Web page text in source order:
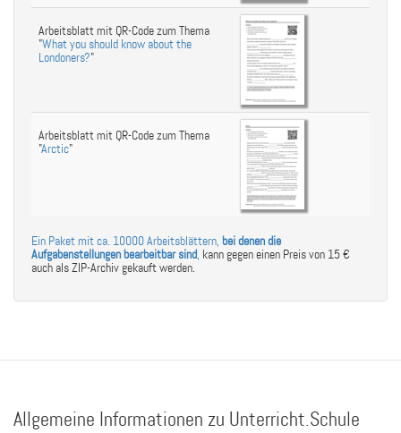
Arbeitsblatt mit QR-Code zum Thema
"What you should know about the
Londoners?"
Arbeitsblatt mit QR-Code zum Thema
"Arctic"
Ein Paket mit ca. 10000 Arbeitsblättern, bei denen die
Aufgabenstellungen bearbeitbar sind, kann gegen einen Preis von 15 €
auch als ZIP-Archiv gekauft werden.
Allgemeine Informationen zu Unterricht.Schule